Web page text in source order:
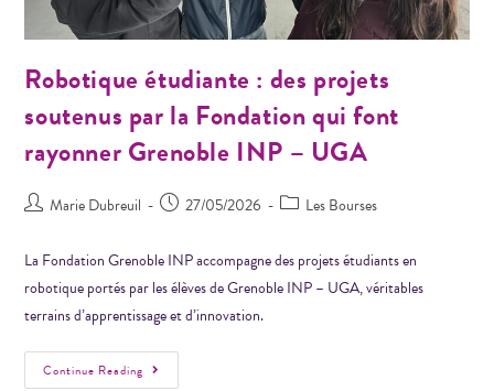
Robotique étudiante : des projets
soutenus par la Fondation qui font
rayonner Grenoble INP – UGA
Marie Dubreuil 27/05/2026 Les Bourses
La Fondation Grenoble INP accompagne des projets étudiants en
robotique portés par les élèves de Grenoble INP – UGA, véritables
terrains d’apprentissage et d’innovation.
Continue Reading